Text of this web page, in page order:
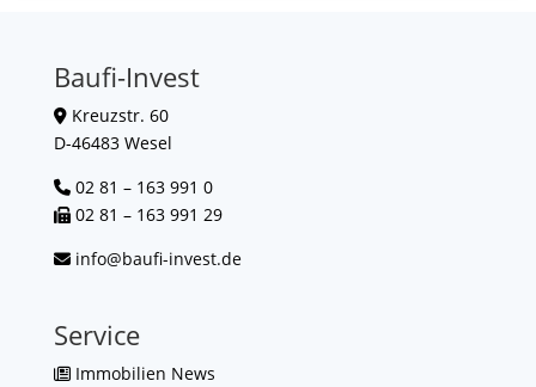
Baufi-Invest
Kreuzstr. 60
D-46483 Wesel
02 81 – 163 991 0
02 81 – 163 991 29
info@baufi-invest.de
Service
Immobilien News